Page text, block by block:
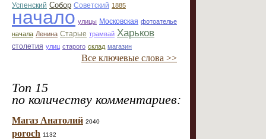
Успенский Собор Советский 1885
начало улицы Московская фотоателье
начала Ленина Старые трамвай Харьков
столетия улиц старого склад магазин
Все ключевые слова >>
Топ 15
по количеству комментариев:
Магаз Анатолий 2040
poroch 1132